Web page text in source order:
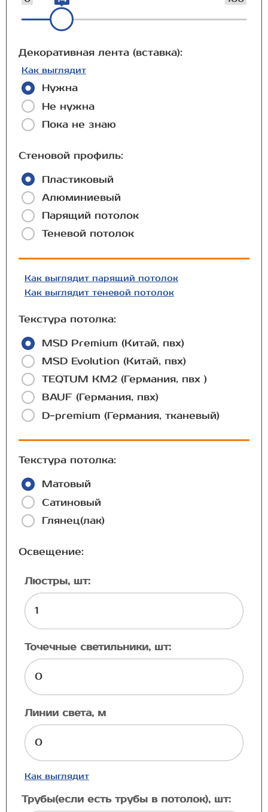
Декоративная лента (вставка):
Как выглядит
Нужна
Не нужна
Пока не знаю
Стеновой профиль:
Пластиковый
Алюминиевый
Парящий потолок
Теневой потолок
Как выглядит парящий потолок
Как выглядит теневой потолок
Текстура потолка:
MSD Premium (Китай, пвх)
MSD Evolution (Китай, пвх)
TEQTUM КМ2 (Германия, пвх )
BAUF (Германия, пвх)
D-premium (Германия, тканевый)
Текстура потолка:
Матовый
Сатиновый
Глянец(лак)
Освещение:
Люстры, шт:
Точечные светильники, шт:
Линии света, м
Как выглядит
Трубы(если есть трубы в потолок), шт: